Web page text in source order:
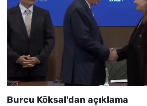
Burcu Köksal'dan açıklama